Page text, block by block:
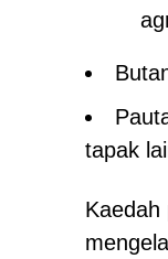
tapak
Kaedah